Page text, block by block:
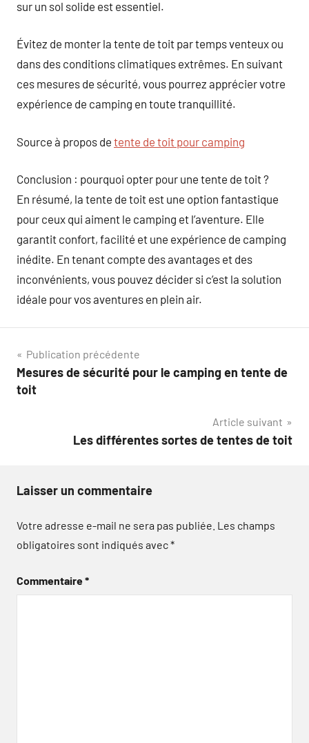
sur un sol solide est essentiel.
Évitez de monter la tente de toit par temps venteux ou
dans des conditions climatiques extrêmes. En suivant
ces mesures de sécurité, vous pourrez apprécier votre
expérience de camping en toute tranquillité.
Source à propos de tente de toit pour camping
Conclusion : pourquoi opter pour une tente de toit ?
En résumé, la tente de toit est une option fantastique
pour ceux qui aiment le camping et l’aventure. Elle
garantit confort, facilité et une expérience de camping
inédite. En tenant compte des avantages et des
inconvénients, vous pouvez décider si c’est la solution
idéale pour vos aventures en plein air.
Navigation
de
Publication précédente
Mesures de sécurité pour le camping en tente de
toit
Article suivant
Les différentes sortes de tentes de toit
Laisser un commentaire
Votre adresse e-mail ne sera pas publiée. Les champs
obligatoires sont indiqués avec*
Commentaire*